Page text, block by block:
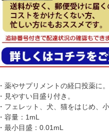
・薬やサプリメントの経口投薬に。
・見やすい目盛り付き。
・フェレット、犬、猫をはじめ、
・容量：1mL
・最小目盛：0.01mL